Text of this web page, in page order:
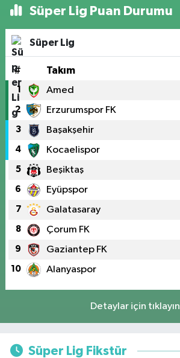
Süper Lig Puan Durumu
Süper Lig
# Takım
1 Amed
2 Erzurumspor FK
3 Başakşehir
4 Kocaelispor
5 Beşiktaş
6 Eyüpspor
7 Galatasaray
8 Çorum FK
9 Gaziantep FK
10 Alanyaspor
Detaylar için tıklayın
Süper Lig Fikstür